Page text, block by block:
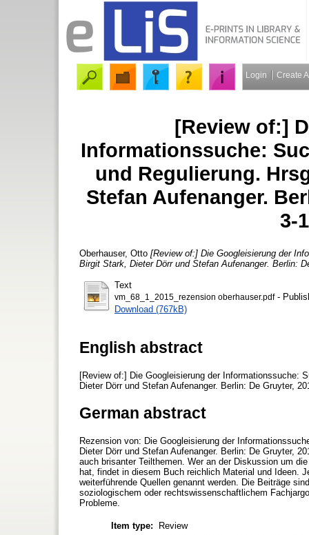
Login Create
[Review of:]
Informationssuche:
und Regulierung.
Stefan Aufenanger.
3-
Oberhauser, Otto [Review of:] Die Googleisierung der
Birgit Stark, Dieter Dörr und Stefan Aufenanger. Berlin:
Text
vm_68_1_2015_rezension oberhauser.pdf-
Download (767kB)
English abstract
[Review of:] Die Googleisierung der Informationssuche:
Dieter Dörr und Stefan Aufenanger. Berlin: De Gruyter,
German abstract
Rezension von: Die Googleisierung der
Dieter Dörr und Stefan Aufenanger. Berlin: De Gruyter,
auch brisanter Teilthemen. Wer an der Diskussion um
hat, findet in diesem Buch reichlich Material und Ideen.
weiterführende Quellen genannt werden. Die Beiträge
soziologischem oder rechtswissenschaftlichem
Probleme.
Item type:
Review